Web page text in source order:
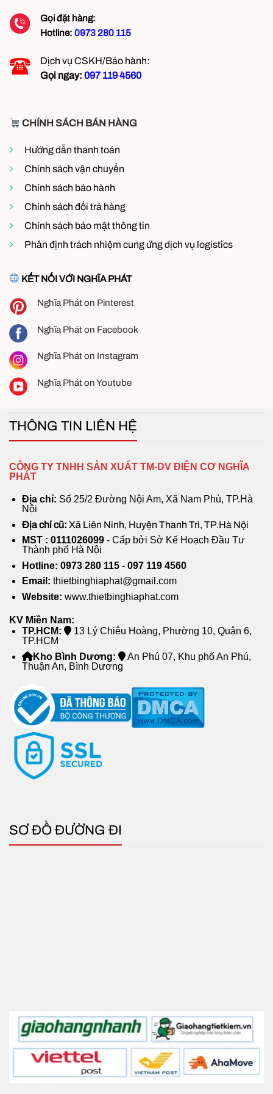
Hệ thống thông gió cho văn phòng, phòng máy,
nhà vệ sinh công cộng
Kết hợp ống gió mềm để dẫn khí thải ra ngoài
hàng…
Mua Quạt hút nối ống phi 315 giá tốt tại
Nghĩa Phát
và phát triển trong ngành quạt công nghiệp với hơn
10 năm kinh nghiệm. Phân phối
tốt trên thị trường và có mạng lưới khách hàng rộng
khắp trên cả nước. Sản phẩm bán ra thị trường đảm
bảo chất lượng và cam kết chính sách bảo hành an
tâm sử dụng.
Nghĩa Phát phân phối Quạt hút mùi nối ống các loại
phẩm được nhập kho với quy trình kiểm hàng chặt
chẽ sẽ loại bỏ các sản phẩm bị lỗi từ nhà sản xuất.
được tư vấn ngay.
Gọi đặt hàng:
Hotline: 0973 280 115
Dịch vụ CSKH/Bảo hành:
Gọi ngay: 097 119 4560
CHÍNH SÁCH BÁN HÀNG
Hướng dẫn thanh toán
Chính sách vận chuyển
Chính sách bảo hành
Chính sách đổi trả hàng
Chính sách bảo mật thông tin
Phân định trách nhiệm cung ứng dịch vụ logistics
KẾT NỐI VỚI NGHĨA PHÁT
Nghĩa Phát on Pinterest
Nghĩa Phát on Facebook
Nghĩa Phát on Instagram
Nghĩa Phát on Youtube
THÔNG TIN LIÊN HỆ
CÔNG TY TNHH SẢN XUẤT TM-DV ĐIỆN CƠ NGHĨA
PHÁT
Địa chỉ: Số 25/2 Đường Nội Am, Xã Nam Phù, TP.Hà
Nội
Địa chỉ cũ: Xã Liên Ninh, Huyện Thanh Trì, TP.Hà Nội
MST : 0111026099 - Cấp bởi Sở Kế Hoạch Đầu Tư
Thành phố Hà Nội
Hotline: 0973 280 115 - 097 119 4560
Email: thietbinghiaphat@gmail.com
Website: www.thietbinghiaphat.com
KV Miền Nam:
TP.HCM:
13 Lý Chiêu Hoàng, Phường 10, Quận 6,
TP.HCM
Kho Bình Dương:
An Phú 07, Khu phố An Phú,
Thuận An, Bình Dương
SƠ ĐỒ ĐƯỜNG ĐI